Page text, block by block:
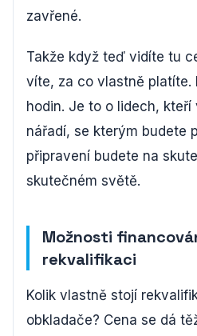
zavřené.
Takže když teď vidíte tu
víte, za co vlastně platíte.
hodin. Je to o lidech,
nářadí, se kterým budete
připravení budete na
skutečném světě.
Možnosti
rekvalifikaci
Kolik vlastně stojí
obkladače? Cena se dá